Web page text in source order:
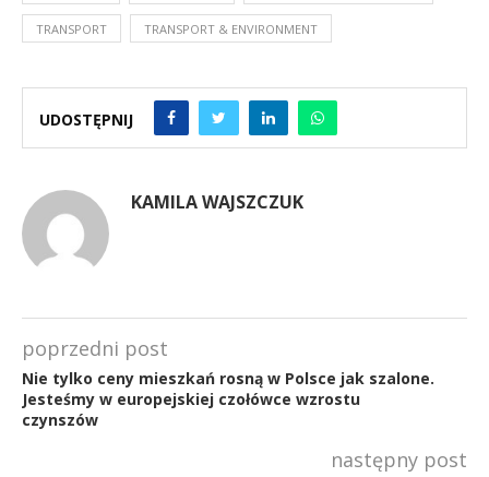
TRANSPORT TRANSPORT & ENVIRONMENT
UDOSTĘPNIJ
KAMILA WAJSZCZUK
poprzedni post
Nie tylko ceny mieszkań rosną w Polsce jak szalone.
Jesteśmy w europejskiej czołówce wzrostu
czynszów
następny post